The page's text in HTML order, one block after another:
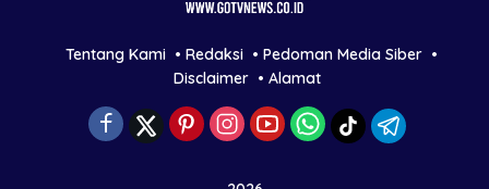
Tentang Kami Redaksi
Pedoman Media Siber
Disclaimer
Alamat